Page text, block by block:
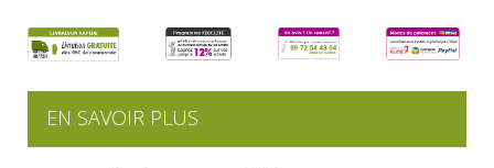
EN SAVOIR PLUS